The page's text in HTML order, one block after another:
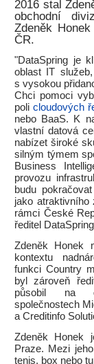
2016 stal
obchodní
Zdeněk
ČR.
"DataSpring je
oblast IT
s vysokou
Chci pomoci
poli cloudových
nebo BaaS. K
vlastní datová
nabízet široké
silným týmem
Business
provozu
budu
jako atraktivního
rámci České
ředitel
Zdeněk Honek
kontextu
funkci Country
byl zároveň
působil na
společnostech
a Creditinfo
Zdeněk Honek
Praze. Mezi
tenis, box nebo